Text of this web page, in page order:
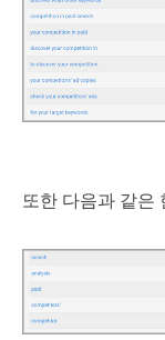
또한 다음과 같은